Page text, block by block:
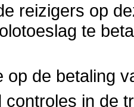
reizigers op
te
op de betaling
controles in de